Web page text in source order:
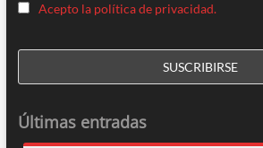
Acepto la política de privacidad.
Últimas entradas